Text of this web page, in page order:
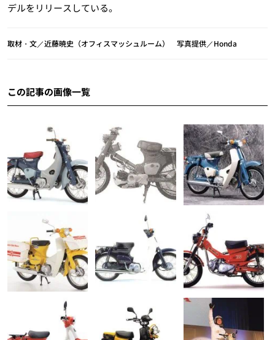
デルをリリースしている。
取材・文／近藤暁史（オフィスマッシュルーム） 写真提供／Honda
この記事の画像一覧